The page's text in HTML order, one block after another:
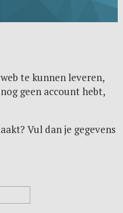
te kunnen leveren,
geen account hebt,
Vul dan je gegevens